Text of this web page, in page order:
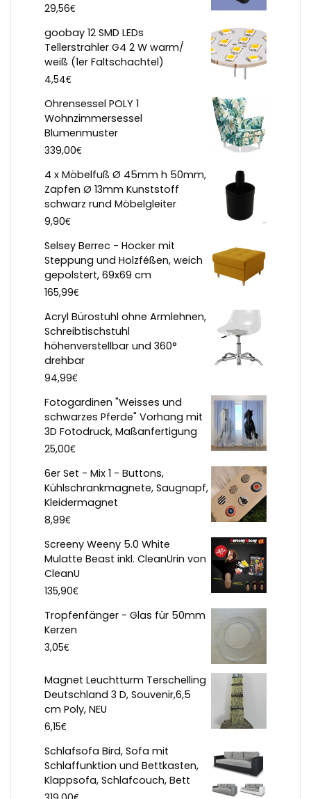
29,56€
goobay 12 SMD LEDs
Tellerstrahler G4 2 W warm/
weiß (1er Faltschachtel)
4,54€
Ohrensessel POLY 1
Wohnzimmersessel
Blumenmuster
339,00€
4 x Möbelfuß Ø 45mm h 50mm,
Zapfen Ø 13mm Kunststoff
schwarz rund Möbelgleiter
9,90€
Selsey Berrec - Hocker mit
Steppung und Holzféßen, weich
gepolstert, 69x69 cm
165,99€
Acryl Bürostuhl ohne Armlehnen,
Schreibtischstuhl
höhenverstellbar und 360°
drehbar
94,99€
Fotogardinen "Weisses und
schwarzes Pferde" Vorhang mit
3D Fotodruck, Maßanfertigung
25,00€
6er Set - Mix 1 - Buttons,
Kühlschrankmagnete, Saugnapf,
Kleidermagnet
8,99€
Screeny Weeny 5.0 White
Mulatte Beast inkl. CleanUrin von
CleanU
135,90€
Tropfenfänger - Glas für 50mm
Kerzen
3,05€
Magnet Leuchtturm Terschelling
Deutschland 3 D, Souvenir,6,5
cm Poly, NEU
6,15€
Schlafsofa Bird, Sofa mit
Schlaffunktion und Bettkasten,
Klappsofa, Schlafcouch, Bett